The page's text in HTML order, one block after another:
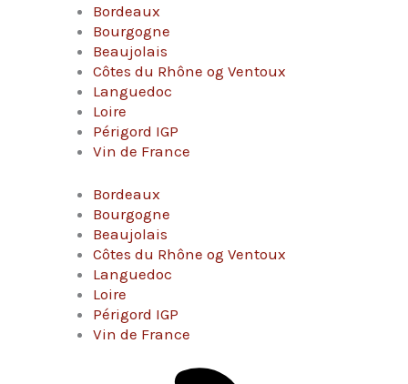
Bordeaux
Bourgogne
Beaujolais
Côtes du Rhône og Ventoux
Languedoc
Loire
Périgord IGP
Vin de France
Bordeaux
Bourgogne
Beaujolais
Côtes du Rhône og Ventoux
Languedoc
Loire
Périgord IGP
Vin de France